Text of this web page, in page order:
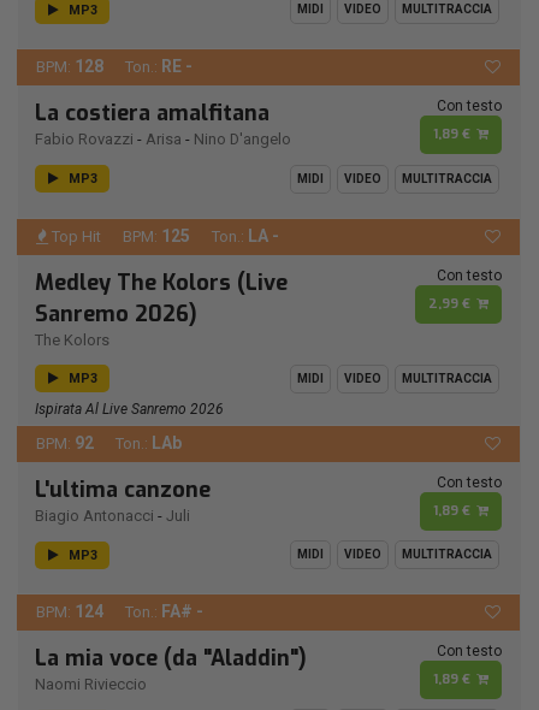
MP3 MIDI VIDEO MULTITRACCIA
BPM: 128 Ton.: RE -
La costiera amalfitana
Fabio Rovazzi - Arisa - Nino D'angelo
Con testo
1,89 €
MP3 MIDI VIDEO MULTITRACCIA
Top Hit BPM: 125 Ton.: LA -
Medley The Kolors (Live
Sanremo 2026)
The Kolors
Con testo
2,99 €
MP3 MIDI VIDEO MULTITRACCIA
Ispirata Al Live Sanremo 2026
BPM: 92 Ton.: LAb
L'ultima canzone
Biagio Antonacci - Juli
Con testo
1,89 €
MP3 MIDI VIDEO MULTITRACCIA
BPM: 124 Ton.: FA# -
La mia voce (da "Aladdin")
Naomi Rivieccio
Con testo
1,89 €